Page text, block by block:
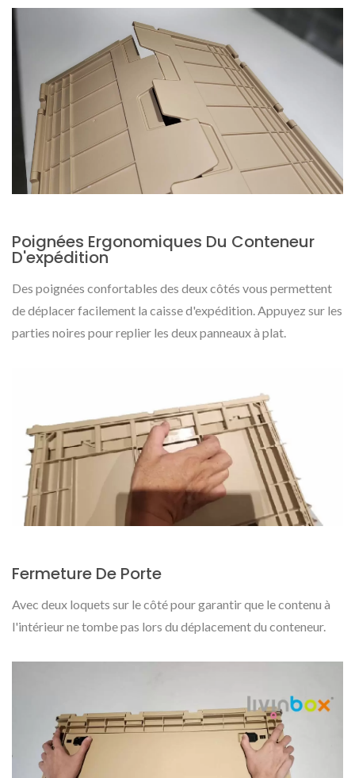
Poignées Ergonomiques Du Conteneur
D'expédition
Des poignées confortables des deux côtés vous permettent
de déplacer facilement la caisse d'expédition. Appuyez sur les
parties noires pour replier les deux panneaux à plat.
Fermeture De Porte
Avec deux loquets sur le côté pour garantir que le contenu à
l'intérieur ne tombe pas lors du déplacement du conteneur.